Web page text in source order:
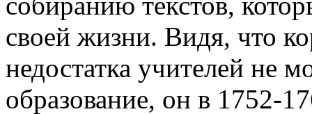
своей жизни. Видя, что
недостатка учителей не
образование, он в 1752-